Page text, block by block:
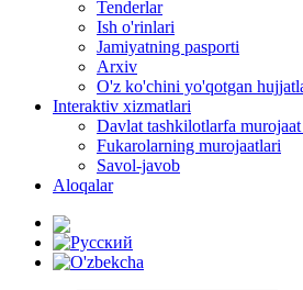
Tenderlar
Ish o'rinlari
Jamiyatning pasporti
Arxiv
O'z ko'chini yo'qotgan
Interaktiv xizmatlari
Davlat tashkilotlarfa
Fukarolarning murojaatlari
Savol-javob
Aloqalar